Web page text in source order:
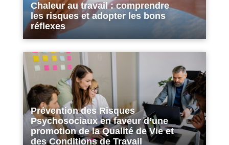
Chaleur au travail : comprendre
les risques et adopter les bons
réflexes
Prévention des Risques
Psychosociaux en faveur d’une
promotion de la Qualité de Vie et
des Conditions de Travail